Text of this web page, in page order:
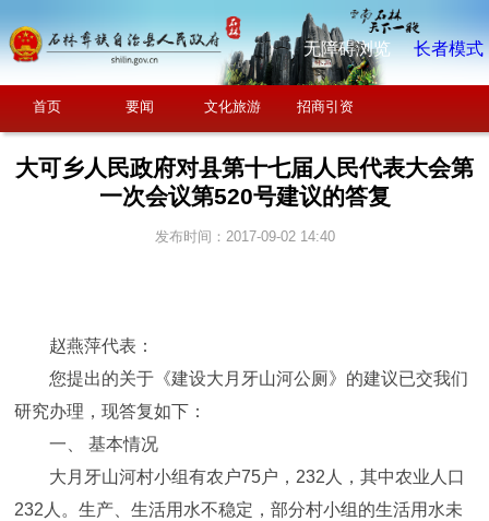
无障碍浏览 长者模式
首页 要闻 文化旅游 招商引资
大可乡人民政府对县第十七届人民代表大会第
一次会议第520号建议的答复
发布时间：2017-09-02 14:40
赵燕萍代表：
您提出的关于《建设大月牙山河公厕》的建议已交我们
研究办理，现答复如下：
一、 基本情况
大月牙山河村小组有农户75户，232人，其中农业人口
232人。生产、生活用水不稳定，部分村小组的生活用水未